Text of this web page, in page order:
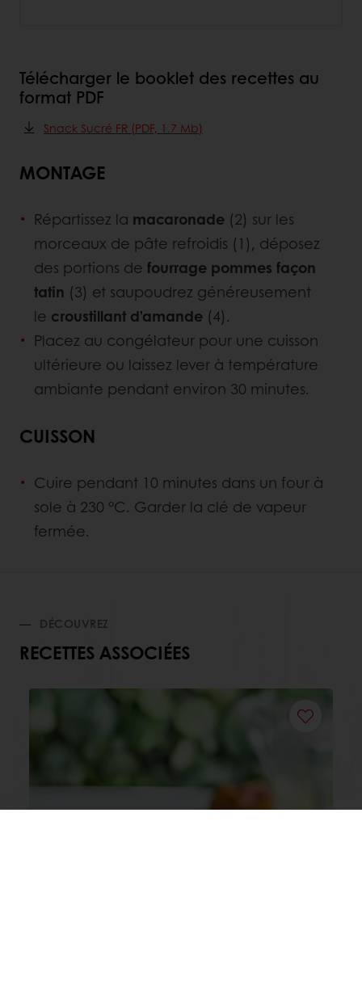
Télécharger le booklet des recettes au
format PDF
Snack Sucré FR (PDF, 1.7 Mb)
MONTAGE
Répartissez la macaronade (2) sur les
morceaux de pâte refroidis (1), déposez
des portions de fourrage pommes façon
tatin (3) et saupoudrez généreusement
le croustillant d’amande (4).
Placez au congélateur pour une cuisson
ultérieure ou laissez lever à température
ambiante pendant environ 30 minutes.
CUISSON
Cuire pendant 10 minutes dans un four à
sole à 230 °C. Garder la clé de vapeur
fermée.
DÉCOUVREZ
RECETTES ASSOCIÉES